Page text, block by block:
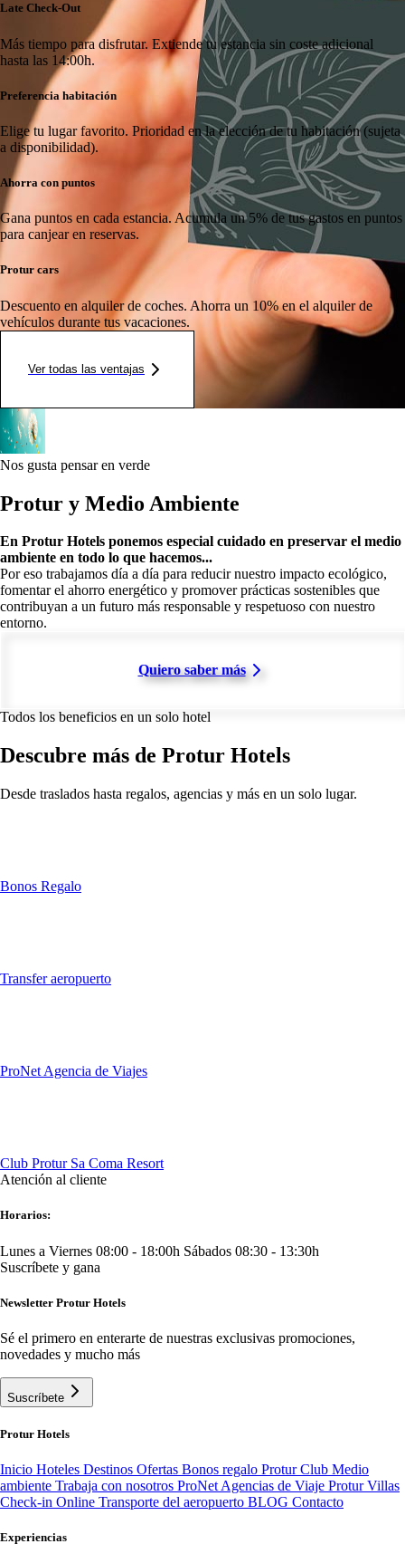
Late Check-Out
Más tiempo para disfrutar. Extiende tu estancia sin coste adicional
hasta las 14:00h.
Preferencia habitación
Elige tu lugar favorito. Prioridad en la elección de tu habitación (sujeta
a disponibilidad).
Ahorra con puntos
Gana puntos en cada estancia. Acumula un 5% de tus gastos en puntos
para canjear en reservas.
Protur cars
Descuento en alquiler de coches. Ahorra un 10% en el alquiler de
vehículos durante tus vacaciones.
Ver todas las ventajas
Nos gusta pensar en verde
Protur y Medio Ambiente
En Protur Hotels ponemos especial cuidado en preservar el medio
ambiente en todo lo que hacemos...
Por eso trabajamos día a día para reducir nuestro impacto ecológico,
fomentar el ahorro energético y promover prácticas sostenibles que
contribuyan a un futuro más responsable y respetuoso con nuestro
entorno.
Quiero saber más
Todos los beneficios en un solo hotel
Descubre más de Protur Hotels
Desde traslados hasta regalos, agencias y más en un solo lugar.
Bonos Regalo
Transfer aeropuerto
ProNet Agencia de Viajes
Club Protur Sa Coma Resort
Atención al cliente
Horarios:
Lunes a Viernes 08:00 - 18:00h Sábados 08:30 - 13:30h
Suscríbete y gana
Newsletter Protur Hotels
Sé el primero en enterarte de nuestras exclusivas promociones,
novedades y mucho más
Suscríbete
Protur Hotels
Inicio Hoteles Destinos Ofertas Bonos regalo Protur Club Medio
ambiente Trabaja con nosotros ProNet Agencias de Viaje Protur Villas
Check-in Online Transporte del aeropuerto BLOG Contacto
Experiencias